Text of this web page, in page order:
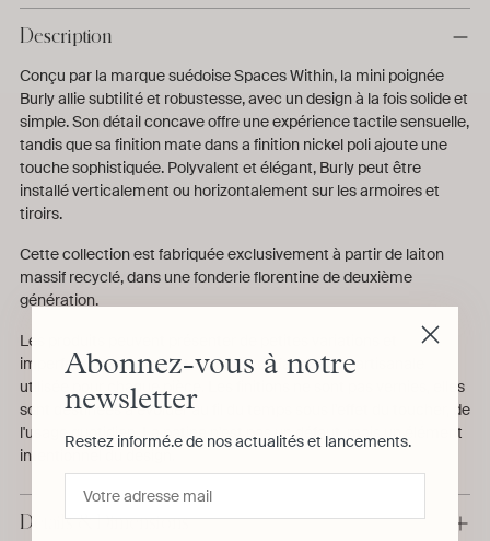
Description
Conçu par la marque suédoise Spaces Within, la mini poignée
Burly allie subtilité et robustesse, avec un design à la fois solide et
simple. Son détail concave offre une expérience tactile sensuelle,
tandis que sa finition mate dans a finition nickel poli ajoute une
touche sophistiquée. Polyvalent et élégant, Burly peut être
installé verticalement ou horizontalement sur les armoires et
tiroirs.
Cette collection est fabriquée exclusivement à partir de laiton
massif recyclé, dans une fonderie florentine de deuxième
génération.
Les produits peuvent présenter de petites variations et
imperfections dues à la technique de fabrication artisanale
utilisée pour chaque pièce. Les finitions ne sont pas vernies, elles
sont destinées à évoluer au fil du temps sous l'effet du toucher, de
l'usage quotidien. La patine n'est pas un défaut, mais un élément
intentionnel du design.
Détails & Dimensions
Abonnez-vous à notre
newsletter
Restez informé.e de nos actualités et lancements.